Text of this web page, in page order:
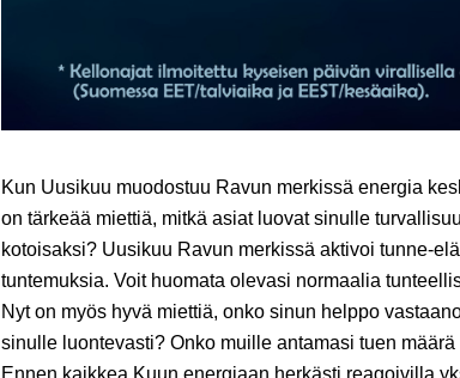
Kun Uusikuu muodostuu Ravun merkissä energia
on tärkeää miettiä, mitkä asiat luovat sinulle
kotoisaksi? Uusikuu Ravun merkissä aktivoi tunne-
tuntemuksia. Voit huomata olevasi normaalia
Nyt on myös hyvä miettiä, onko sinun helppo
sinulle luontevasti? Onko muille antamasi tuen
Ennen kaikkea Kuun energiaan herkästi reagoivilla